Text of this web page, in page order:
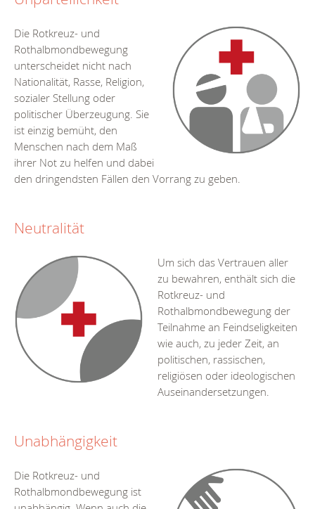
Die Rotkreuz- und
Rothalbmondbewegung
unterscheidet nicht nach
Nationalität, Rasse, Religion,
sozialer Stellung oder
politischer Überzeugung. Sie
ist einzig bemüht, den
Menschen nach dem Maß
ihrer Not zu helfen und dabei
den dringendsten Fällen den Vorrang zu geben.
Neutralität
Um sich das Vertrauen aller
zu bewahren, enthält sich die
Rotkreuz- und
Rothalbmondbewegung der
Teilnahme an Feindseligkeiten
wie auch, zu jeder Zeit, an
politischen, rassischen,
religiösen oder ideologischen
Auseinandersetzungen.
Unabhängigkeit
Die Rotkreuz- und
Rothalbmondbewegung ist